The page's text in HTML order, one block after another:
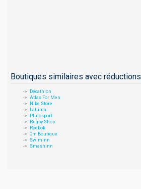
Boutiques similaires avec réductions
Décathlon
Atlas For Men
Nike Store
Lafuma
Plutosport
Rugby Shop
Reebok
Om Boutique
Swiminn
Smashinn